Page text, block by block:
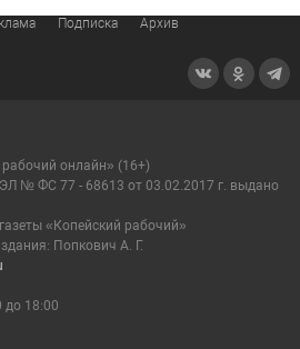
Подписка
Архив
рабочий онлайн» (16+)
№ ФС 77 - 68613 от 03.02.2017 г. выдано
«Копейский рабочий»
Попкович А. Г.
18:00